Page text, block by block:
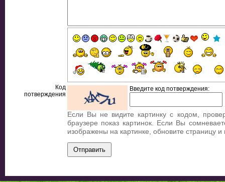
Код
потверждения
Введите код потверждения:
Если Вы не видите картинку с кодом,
браузере показ картинок. Если Вы
изображены на картинке, обновите страницу